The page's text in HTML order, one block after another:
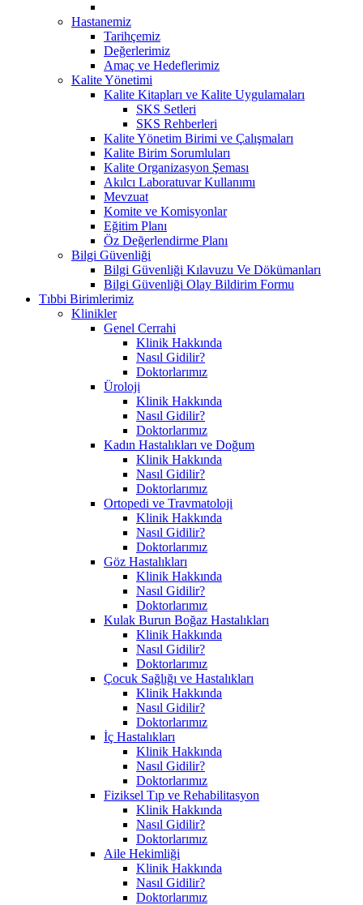
Hastanemiz
Tarihçemiz
Değerlerimiz
Amaç ve Hedeflerimiz
Kalite Yönetimi
Kalite Kitapları ve Kalite Uygulamaları
SKS Setleri
SKS Rehberleri
Kalite Yönetim Birimi ve Çalışmaları
Kalite Birim Sorumluları
Kalite Organizasyon Şeması
Akılcı Laboratuvar Kullanımı
Mevzuat
Komite ve Komisyonlar
Eğitim Planı
Öz Değerlendirme Planı
Bilgi Güvenliği
Bilgi Güvenliği Kılavuzu Ve Dökümanları
Bilgi Güvenliği Olay Bildirim Formu
Tıbbi Birimlerimiz
Klinikler
Genel Cerrahi
Klinik Hakkında
Nasıl Gidilir?
Doktorlarımız
Üroloji
Klinik Hakkında
Nasıl Gidilir?
Doktorlarımız
Kadın Hastalıkları ve Doğum
Klinik Hakkında
Nasıl Gidilir?
Doktorlarımız
Ortopedi ve Travmatoloji
Klinik Hakkında
Nasıl Gidilir?
Doktorlarımız
Göz Hastalıkları
Klinik Hakkında
Nasıl Gidilir?
Doktorlarımız
Kulak Burun Boğaz Hastalıkları
Klinik Hakkında
Nasıl Gidilir?
Doktorlarımız
Çocuk Sağlığı ve Hastalıkları
Klinik Hakkında
Nasıl Gidilir?
Doktorlarımız
İç Hastalıkları
Klinik Hakkında
Nasıl Gidilir?
Doktorlarımız
Fiziksel Tıp ve Rehabilitasyon
Klinik Hakkında
Nasıl Gidilir?
Doktorlarımız
Aile Hekimliği
Klinik Hakkında
Nasıl Gidilir?
Doktorlarımız